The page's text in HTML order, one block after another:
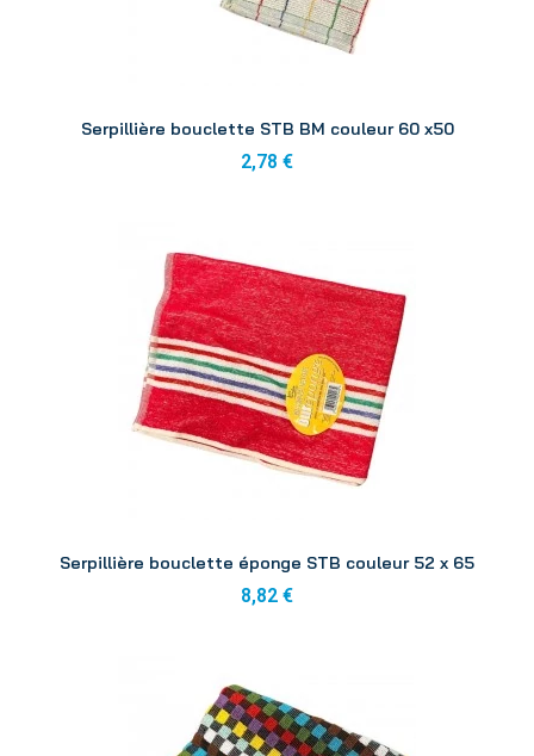
Serpillière bouclette STB BM couleur 60 x50
2,78 €
Serpillière bouclette éponge STB couleur 52 x 65
8,82 €